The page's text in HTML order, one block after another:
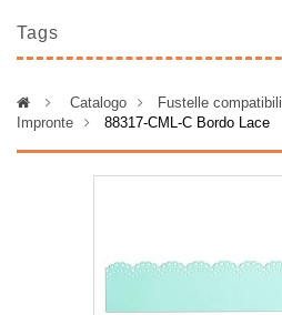
Tags
> Catalogo > Fustelle compatibili
Impronte
> 88317-CML-C Bordo Lace